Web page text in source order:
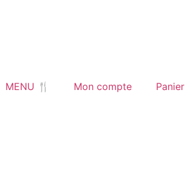
MENU 🍴 Mon compte Panier